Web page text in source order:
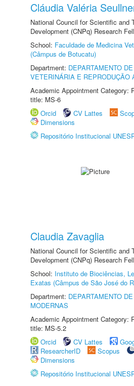
Cláudia Valéria
National Council for Scientific and
Development (CNPq) Research
School: Faculdade de Medicina
(Câmpus de Botucatu)
Department: DEPARTAMENTO
VETERINÁRIA E REPRODUÇÃO
Academic Appointment Category:
title: MS-6
Orcid
CV Lattes
Dimensions
Repositório Institucional
Claudia Zavaglia
National Council for Scientific and
Development (CNPq) Research
School: Instituto de Biociências,
Exatas (Câmpus de São José do
Department: DEPARTAMENTO
MODERNAS
Academic Appointment Category:
title: MS-5.2
Orcid
CV Lattes
ResearcherID
Scopus
Dimensions
Repositório Institucional